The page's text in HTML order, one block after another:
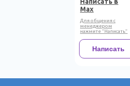
Max
Для общения с
менеджером
нажмите "Написать"
Написать